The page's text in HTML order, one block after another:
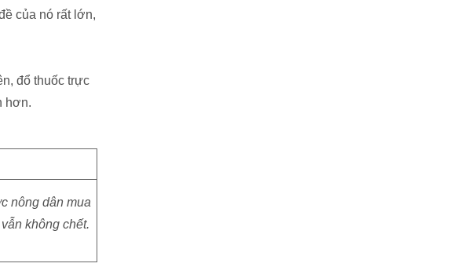
của nó rất lớn,
đổ thuốc trực
hơn.
nông dân mua
không chết.